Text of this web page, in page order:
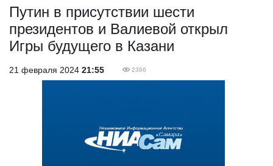
Путин в присутствии шести
президентов и Валиевой открыл
Игры будущего в Казани
21 февраля 2024 21:55 2366